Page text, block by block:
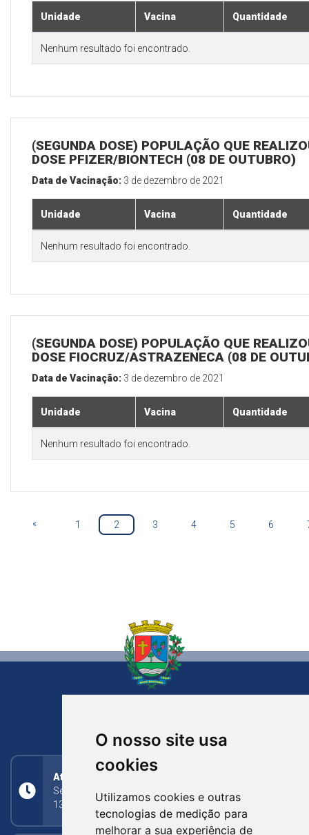
O nosso site usa
cookies
Utilizamos cookies e outras
tecnologias de medição para
melhorar a sua experiência de
Unidade Vacina Quantidade
Nenhum resultado foi encontrado.
(SEGUNDA DOSE) POPULAÇÃO QUE
DOSE PFIZER/BIONTECH (08 DE OUTUBRO)
Data de Vacinação: 3 de dezembro de 2021
Unidade Vacina Quantidade
Nenhum resultado foi encontrado.
(SEGUNDA DOSE) POPULAÇÃO QUE
DOSE FIOCRUZ/ASTRAZENECA (08 DE
Data de Vacinação: 3 de dezembro de 2021
Unidade Vacina Quantidade
Nenhum resultado foi encontrado.
« 1 2 3 4 5 6
Atendimento
Segunda a Sexta: 8h às 11h30min (manhã);
13h30min às 17h (tarde)